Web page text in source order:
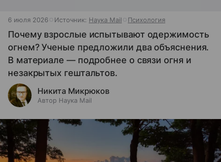
6 июля 2026 Источник: Наука Mail Психология
Почему взрослые испытывают одержимость
огнем? Ученые предложили два объяснения.
В материале — подробнее о связи огня и
незакрытых гештальтов.
Никита Микрюков
Автор Наука Mail